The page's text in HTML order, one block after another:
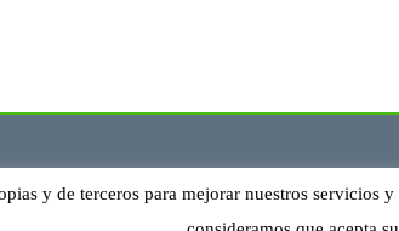
y de terceros para mejorar nuestros servicios